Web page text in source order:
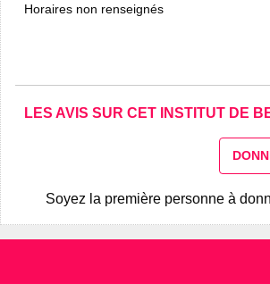
Horaires non renseignés
LES AVIS SUR CET INSTITUT DE
Soyez la première personne à